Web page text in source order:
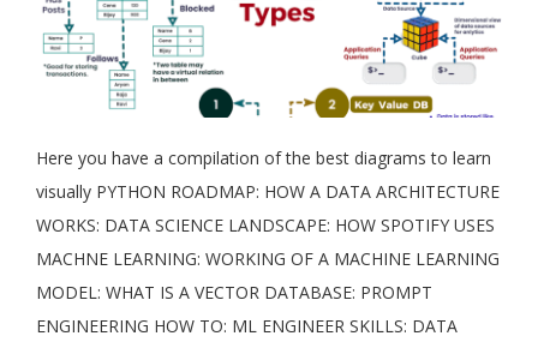
Here you have a compilation of the best diagrams to learn
visually PYTHON ROADMAP: HOW A DATA ARCHITECTURE
WORKS: DATA SCIENCE LANDSCAPE: HOW SPOTIFY USES
MACHNE LEARNING: WORKING OF A MACHINE LEARNING
MODEL: WHAT IS A VECTOR DATABASE: PROMPT
ENGINEERING HOW TO: ML ENGINEER SKILLS: DATA